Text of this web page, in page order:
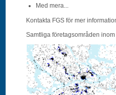
Med mera...
Kontakta FGS för mer
Samtliga företagsområden